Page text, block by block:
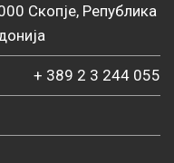
Скопје, Република
+ 389 2 3 244 055